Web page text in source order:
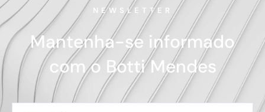
NEWSLETTER
Mantenha-se informado
com o Botti Mendes